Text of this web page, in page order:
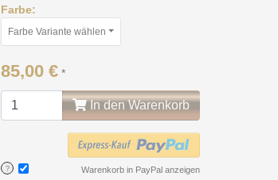
Farbe:
Farbe Variante wählen
85,00 € *
In den Warenkorb
? Warenkorb in PayPal anzeigen